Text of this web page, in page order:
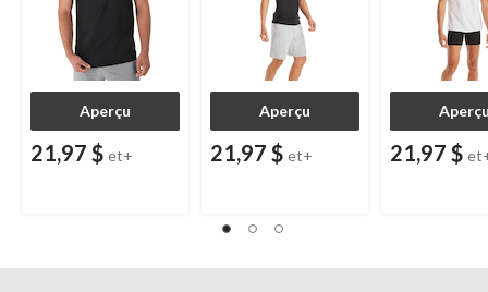
Aperçu
21,97 $ et+
Aperçu
21,97 $ et+ 21,97 $